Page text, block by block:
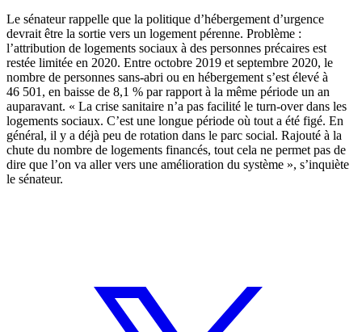
Le sénateur rappelle que la politique d’hébergement d’urgence
devrait être la sortie vers un logement pérenne. Problème :
l’attribution de logements sociaux à des personnes précaires est
restée limitée en 2020. Entre octobre 2019 et septembre 2020, le
nombre de personnes sans-abri ou en hébergement s’est élevé à
46 501, en baisse de 8,1 % par rapport à la même période un an
auparavant. « La crise sanitaire n’a pas facilité le turn-over dans les
logements sociaux. C’est une longue période où tout a été figé. En
général, il y a déjà peu de rotation dans le parc social. Rajouté à la
chute du nombre de logements financés, tout cela ne permet pas de
dire que l’on va aller vers une amélioration du système », s’inquiète
le sénateur.